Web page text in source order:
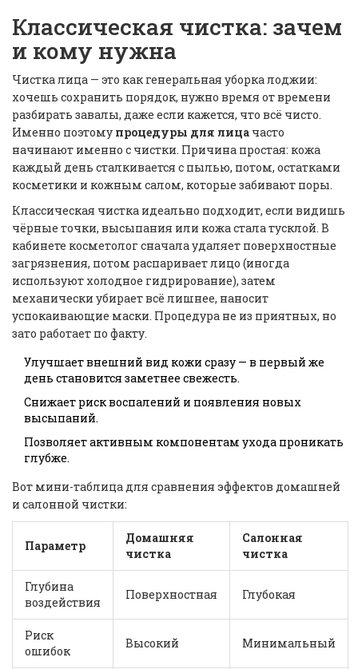
Классическая чистка: зачем
и кому нужна
Чистка лица — это как генеральная уборка лоджии:
хочешь сохранить порядок, нужно время от времени
разбирать завалы, даже если кажется, что всё чисто.
Именно поэтому процедуры для лица часто
начинают именно с чистки. Причина простая: кожа
каждый день сталкивается с пылью, потом, остатками
косметики и кожным салом, которые забивают поры.
Классическая чистка идеально подходит, если видишь
чёрные точки, высыпания или кожа стала тусклой. В
кабинете косметолог сначала удаляет поверхностные
загрязнения, потом распаривает лицо (иногда
используют холодное гидрирование), затем
механически убирает всё лишнее, наносит
успокаивающие маски. Процедура не из приятных, но
зато работает по факту.
Улучшает внешний вид кожи сразу — в первый же
день становится заметнее свежесть.
Снижает риск воспалений и появления новых
высыпаний.
Позволяет активным компонентам ухода проникать
глубже.
Вот мини-таблица для сравнения эффектов домашней
и салонной чистки:
Параметр
Домашняя
чистка
Салонная
чистка
Глубина
воздействия
Поверхностная Глубокая
Риск
ошибок
Высокий Минимальный